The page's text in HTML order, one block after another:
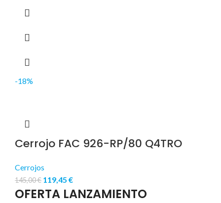
-18%
Cerrojo FAC 926-RP/80 Q4TRO
Cerrojos
145,00€ 119,45 €
OFERTA LANZAMIENTO